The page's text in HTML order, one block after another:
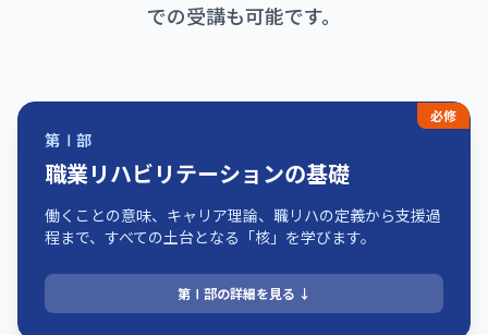
での受講も可能です。
必修
第Ⅰ部
職業リハビリテーションの基礎
働くことの意味、キャリア理論、職リハの定義から支援過
程まで、すべての土台となる「核」を学びます。
第Ⅰ部の詳細を見る ↓